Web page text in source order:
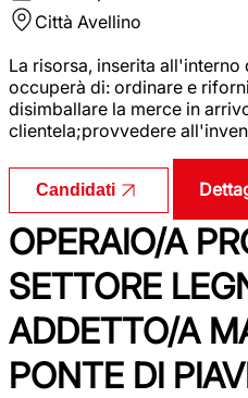
Città Avellino
La risorsa, inserita all'interno
occuperà di: ordinare e
disimballare la merce in
clientela;provvedere
Candidati
OPERAIO/A
SETTORE
ADDETTO/A
PONTE DI